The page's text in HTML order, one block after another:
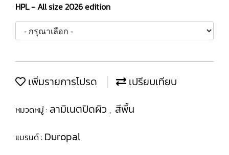
HPL - All size 2026 edition
เพิ่มรายการโปรด เปรียบเทียบ
หมวดหมู่ : ลามิเนตปิดผิว , สีพื้น
แบรนด์ : Duropal